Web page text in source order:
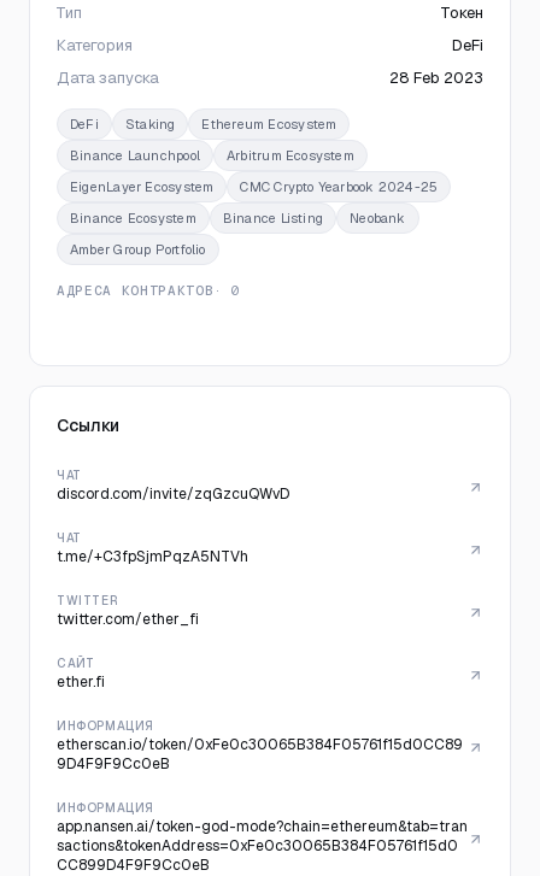
Тип
Токен
Категория
DeFi
Дата запуска
28 Feb 2023
DeFi Staking
Ethereum Ecosystem
Binance Launchpool
Arbitrum Ecosystem
EigenLayer Ecosystem
CMC Crypto Yearbook 2024-25
Binance Ecosystem
Binance Listing
Neobank
Amber Group Portfolio
АДРЕСА КОНТРАКТОВ · 0
Ссылки
ЧАТ
discord.com/invite/zqGzcuQWvD
ЧАТ
t.me/+C3fpSjmPqzA5NTVh
TWITTER
twitter.com/ether_fi
САЙТ
ether.fi
ИНФОРМАЦИЯ
etherscan.io/token/0xFe0c30065B384F05761f15d0CC89
9D4F9F9Cc0eB
ИНФОРМАЦИЯ
app.nansen.ai/token-god-mode?chain=ethereum&tab=tran
sactions&tokenAddress=0xFe0c30065B384F05761f15d0
CC899D4F9F9Cc0eB